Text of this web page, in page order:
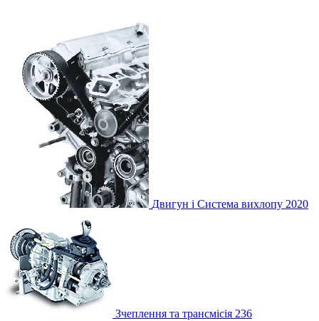
Двигун і Система вихлопу 2020
Зчеплення та трансмісія 236